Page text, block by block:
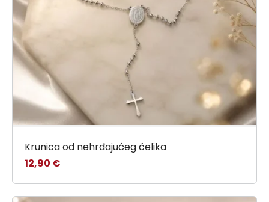
Krunica od nehrđajućeg čelika
12,90 €